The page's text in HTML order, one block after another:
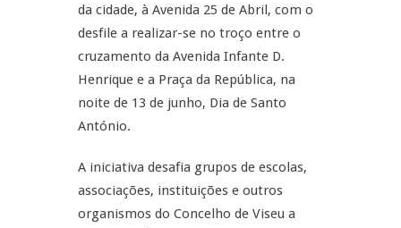
da cidade, à Avenida 25 de Abril, com o
desfile a realizar-se no troço entre o
cruzamento da Avenida Infante D.
Henrique e a Praça da República, na
noite de 13 de junho, Dia de Santo
António.
A iniciativa desafia grupos de escolas,
associações, instituições e outros
organismos do Concelho de Viseu a